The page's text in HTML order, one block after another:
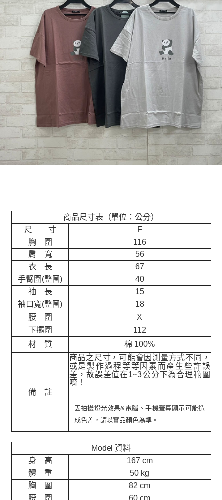
商品尺寸表（單位：公分）
尺 寸
F
胸 圍
116
肩 寬
56
衣 長
67
手臂圍(整圈)
40
袖 長
15
袖口寬(整圈)
18
腰 圍
X
下擺圍
112
材 質
棉 100%
備 註
商品之尺寸，可能會因測量方式不同，
或是製作過程等等因素而產生些許誤
差，故誤差值在1~3公分下為合理範圍
唷！
因拍攝燈光效果&電腦、手機螢幕顯示可能造
成色差，請以實品顏色為準。
Model 資料
身 高
167 cm
體 重
50 kg
胸 圍
82 cm
腰 圍
60 cm